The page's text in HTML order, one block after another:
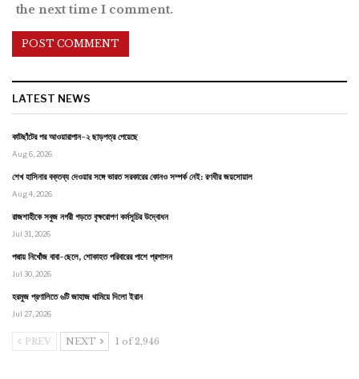
the next time I comment.
LATEST NEWS
কাটছাঁটের পর আওয়ারাপান-২ ছাড়পত্র পেয়েছে
Aug 6, 2026
শেখ হাসিনার বক্তব্য দেওয়ার সঙ্গে ভারত সরকারের কোনও সম্পর্ক নেই: রণধীর জয়সোয়াল
Aug 4, 2026
রাজশাহীকে সবুজ নগরী গড়তে বৃক্ষরোপণ কর্মসূচির উদ্বোধন
Jul 31, 2026
পদ্মায় নিখোঁজ বাবা-ছেলে, শোকাহত পরিবারের পাশে প্রশাসন
Jul 30, 2026
হরমুজ প্রণালিতে ৬টি জাহাজ থামিয়ে দিলো ইরান
Jul 27, 2026
PREV NEXT 1 of 2,946